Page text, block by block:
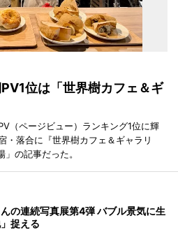
位は「世界樹カフェ＆ギ
（ページビュー）ランキング1位に輝
・落合に『世界樹カフェ＆ギャラリ
の記事だった。
の連続写真展第4弾 バブル景気に生
捉える